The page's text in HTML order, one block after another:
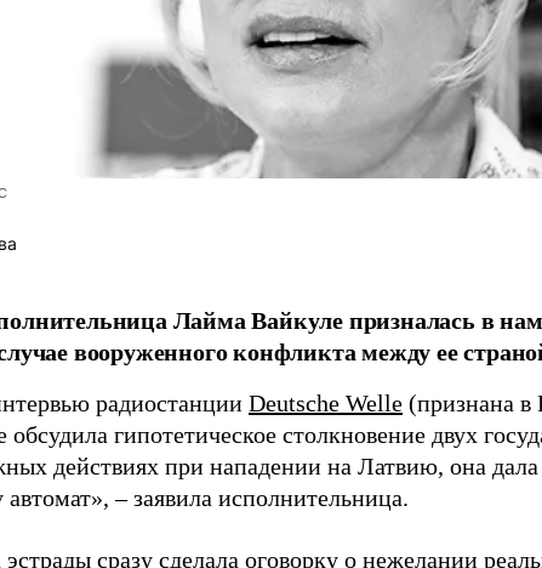
Лайма Вайкуле призналась в
вооруженного конфликта между ее
радиостанции Deutsche Welle (признана
обсудила гипотетическое столкновение двух
действиях при нападении на Латвию, она
автомат», – заявила исполнительница.
сразу сделала оговорку о нежелании